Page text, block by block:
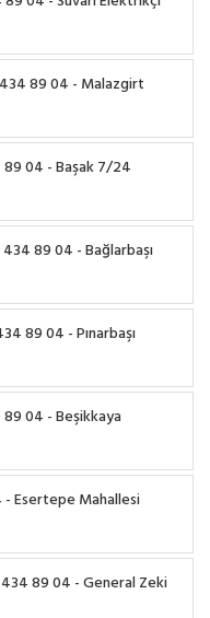
89 04 - Malazgirt
04 - Başak 7/24
89 04 - Bağlarbaşı
89 04 - Pınarbaşı
04 - Beşikkaya
Esertepe Mahallesi
89 04 - General Zeki